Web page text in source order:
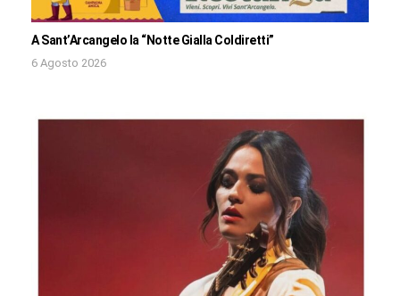
A Sant’Arcangelo la “Notte Gialla Coldiretti”
6 Agosto 2026